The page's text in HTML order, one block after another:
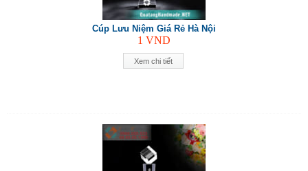
Xem chi tiết
Cúp Lưu Niệm Giá Rẻ Hà Nội
1 VND